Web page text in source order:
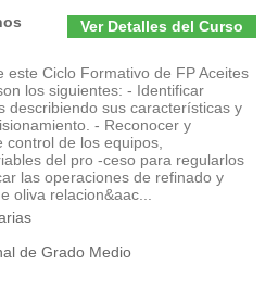
Ver Detalles del Curso
este Ciclo Formativo de FP Aceites
los siguientes: - Identificar
describiendo sus características y
- Reconocer y
de los equipos,
del pro -ceso para regularlos
las operaciones de refinado y
oliva relacion&aac...
de Grado Medio